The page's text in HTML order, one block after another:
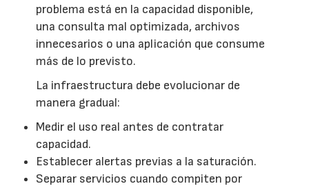
problema está en la capacidad disponible,
una consulta mal optimizada, archivos
innecesarios o una aplicación que consume
más de lo previsto.
La infraestructura debe evolucionar de
manera gradual:
Medir el uso real antes de contratar
capacidad.
Establecer alertas previas a la saturación.
Separar servicios cuando compiten por